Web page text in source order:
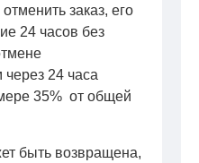
заказ, его
24 часов без
через 24 часа
35% от общей
быть возвращена,